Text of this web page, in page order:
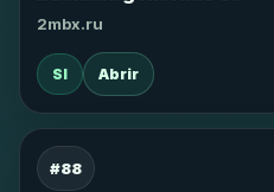
2mbx.ru
SI Abrir
#88